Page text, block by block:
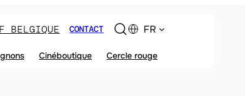
BELGIQUE CONTACT FR
Cinéboutique Cercle rouge